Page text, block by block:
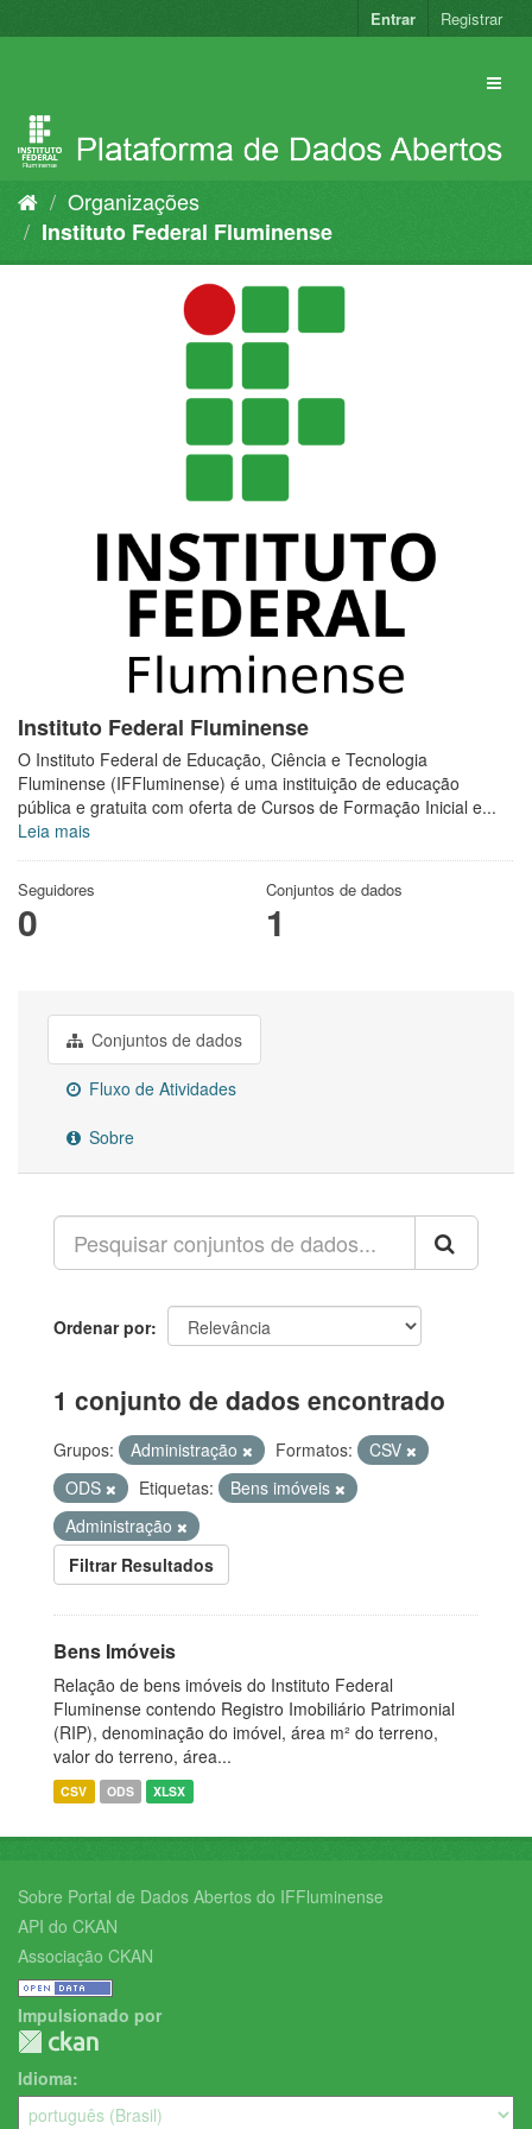
para
Entrar Registrar
Organizações
Instituto Federal Fluminense
Instituto Federal Fluminense
O Instituto Federal de Educação, Ciência e Tecnologia
Fluminense (IFFluminense) é uma instituição de educação
pública e gratuita com oferta de Cursos de Formação Inicial e...
Leia mais
Seguidores
0
Conjuntos de dados
1
Conjuntos de dados
Fluxo de Atividades
Sobre
Ordenar por
1 conjunto de dados encontrado
Grupos: Administração Formatos:
CSV
ODS
Etiquetas:
Bens imóveis
Administração
Filtrar Resultados
Bens Imóveis
Relação de bens imóveis do Instituto Federal
Fluminense contendo Registro Imobiliário Patrimonial
(RIP), denominação do imóvel, área m² do terreno,
valor do terreno, área...
CSV ODS XLSX
Sobre Portal de Dados Abertos do IFFluminense
API do CKAN
Associação CKAN
Impulsionado por
Idioma